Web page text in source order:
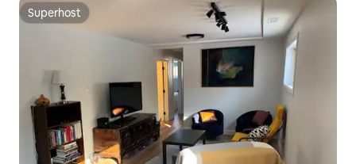
Superhost
Superhost